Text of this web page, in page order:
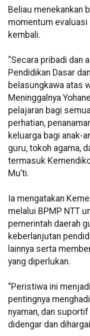
Beliau menekankan
momentum evaluasi
kembali.
“Secara pribadi dan
Pendidikan Dasar
belasungkawa atas
Meninggalnya
pelajaran bagi
perhatian,
keluarga bagi anak-
guru, tokoh agama,
termasuk
Mu’ti.
Ia mengatakan
melalui BPMP NTT
pemerintah daerah
keberlanjutan
lainnya serta
yang diperlukan.
“Peristiwa ini
pentingnya
nyaman, dan
didengar dan